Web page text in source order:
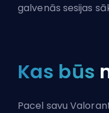
galvenās sesijas
Kas būs
Pacel savu